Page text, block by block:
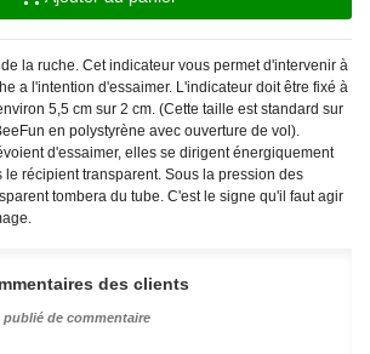
la ruche. Cet indicateur vous permet d'intervenir à
a l'intention d'essaimer. L'indicateur doit être fixé à
5,5 cm sur 2 cm. (Cette taille est standard sur
en polystyrène avec ouverture de vol).
d'essaimer, elles se dirigent énergiquement
le récipient transparent. Sous la pression des
tombera du tube. C'est le signe qu'il faut agir
des clients
de commentaire